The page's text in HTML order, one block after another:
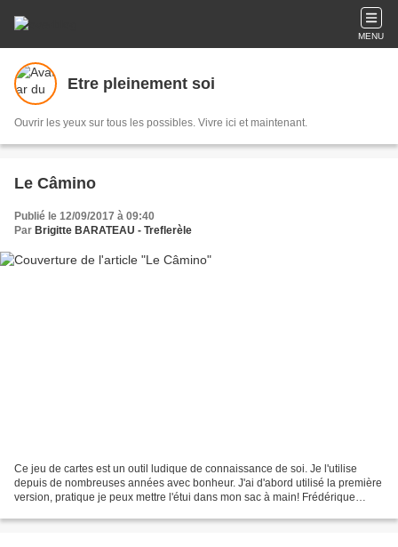
MENU
Etre pleinement soi
Ouvrir les yeux sur tous les possibles. Vivre ici et maintenant.
Le Câmino
Publié le 12/09/2017 à 09:40
Par Brigitte BARATEAU - Treflerèle
Ce jeu de cartes est un outil ludique de connaissance de soi. Je l'utilise
depuis de nombreuses années avec bonheur. J'ai d'abord utilisé la première
version, pratique je peux mettre l'étui dans mon sac à main! Frédérique